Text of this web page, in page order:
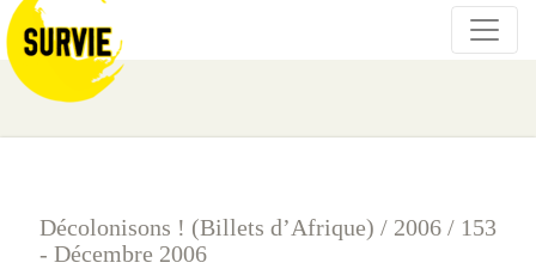
Décolonisons ! (Billets d’Afrique) / 2006 / 153
- Décembre 2006